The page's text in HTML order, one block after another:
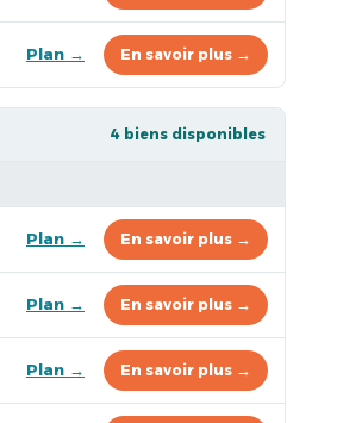
Plan → En savoir plus →
4 biens disponibles
Plan → En savoir plus →
Plan → En savoir plus →
Plan → En savoir plus →